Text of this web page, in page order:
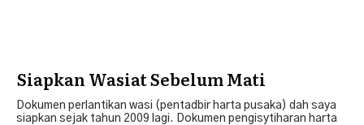
Siapkan Wasiat Sebelum Mati
Dokumen perlantikan wasi (pentadbir harta pusaka) dah saya
siapkan sejak tahun 2009 lagi. Dokumen pengisytiharan harta